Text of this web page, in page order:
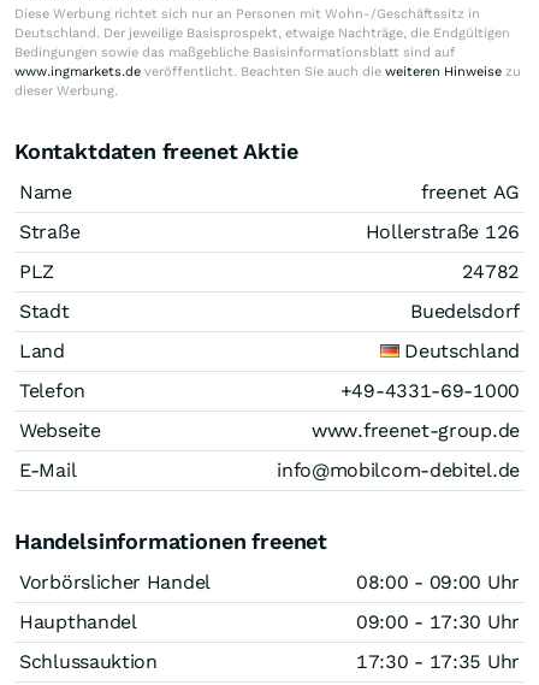
Diese Werbung richtet sich nur an Personen mit Wohn-/Geschäftssitz in
Deutschland. Der jeweilige Basisprospekt, etwaige Nachträge, die Endgültigen
Bedingungen sowie das maßgebliche Basisinformationsblatt sind auf
www.ingmarkets.de veröffentlicht. Beachten Sie auch die weiteren Hinweise zu
dieser Werbung.
Kontaktdaten freenet Aktie
Name
freenet AG
Straße
Hollerstraße 126
PLZ
24782
Stadt
Buedelsdorf
Land
Deutschland
Telefon
+49-4331-69-1000
Webseite
www.freenet-group.de
E-Mail
info@mobilcom-debitel.de
Handelsinformationen freenet
Vorbörslicher Handel
08:00 - 09:00 Uhr
Haupthandel
09:00 - 17:30 Uhr
Schlussauktion
17:30 - 17:35 Uhr